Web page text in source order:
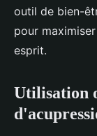
outil de bien-
pour
esprit.
Utilisation